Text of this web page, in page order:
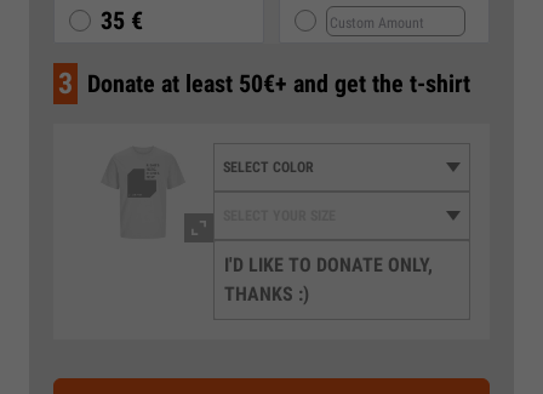
35 €
3 Donate at least 50€+ and get the t-shirt
I'D LIKE TO DONATE ONLY,
THANKS :)